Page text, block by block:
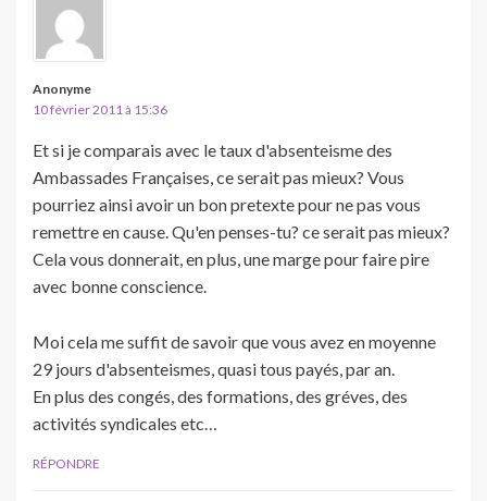
Anonyme
10 février 2011 à 15:36
Et si je comparais avec le taux d'absenteisme des
Ambassades Françaises, ce serait pas mieux? Vous
pourriez ainsi avoir un bon pretexte pour ne pas vous
remettre en cause. Qu'en penses-tu? ce serait pas mieux?
Cela vous donnerait, en plus, une marge pour faire pire
avec bonne conscience.
Moi cela me suffit de savoir que vous avez en moyenne
29 jours d'absenteismes, quasi tous payés, par an.
En plus des congés, des formations, des gréves, des
activités syndicales etc…
RÉPONDRE